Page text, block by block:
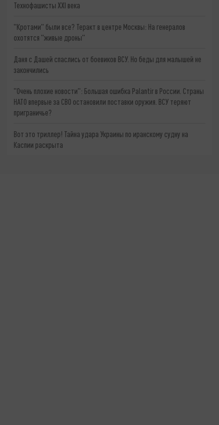
Технофашисты XXI века
"Кротами" были все? Теракт в центре Москвы: На генералов
охотятся "живые дроны"
Даня с Дашей спаслись от боевиков ВСУ. Но беды для малышей не
закончились
"Очень плохие новости": Большая ошибка Palantir в России. Страны
НАТО впервые за СВО остановили поставки оружия. ВСУ теряют
приграничье?
Вот это триллер! Тайна удара Украины по иранскому судну на
Каспии раскрыта